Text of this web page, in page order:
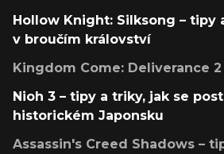
Hollow Knight: Silksong – tipy
v broučím království
Kingdom Come: Deliverance
Nioh 3 – tipy a triky, jak se
historickém Japonsku
Assassin's Creed Shadows –